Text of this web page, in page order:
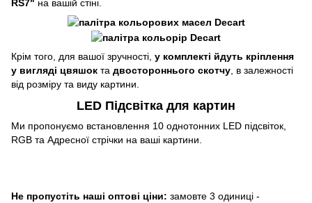
RS7" на вашій стіні.
Крім того, для вашої зручності, у комплекті йдуть кріплення
у вигляді цвяшок та двостороннього скотчу , в залежності
від розміру та виду картини.
LED Підсвітка для картин
Ми пропонуємо встановлення 10 однотонних LED підсвіток,
RGB та Адресної стрічки на ваші картини.
Не пропустіть наші оптові ціни: замовте 3 одиниці -